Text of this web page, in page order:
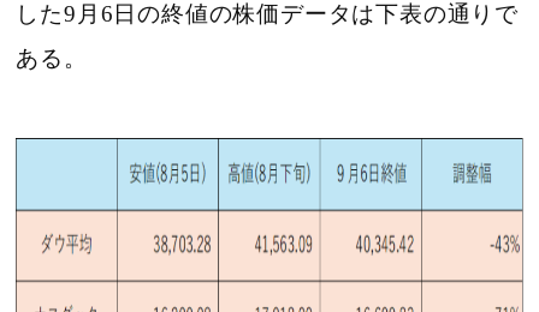
した9月6日の終値の株価データは下表の通りで
ある。